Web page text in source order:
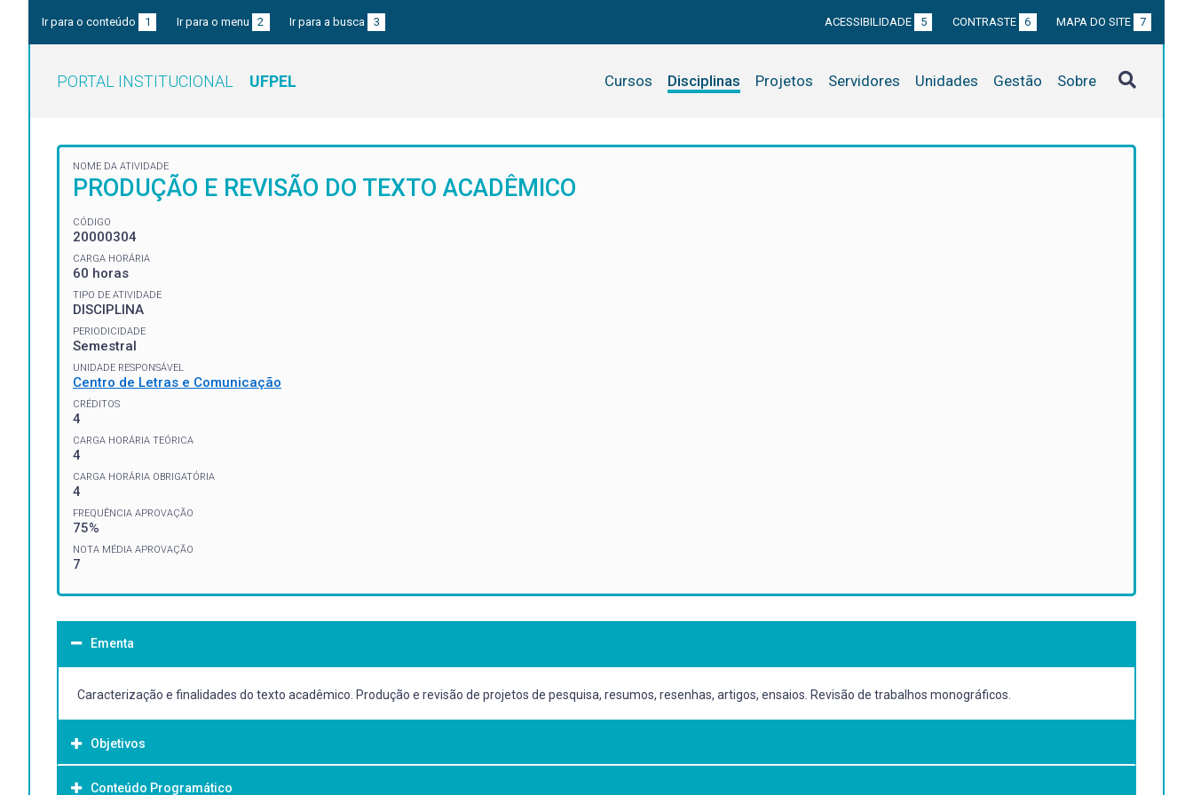
Ir para o conteúdo 1 Ir para o menu 2 Ir para a busca 3 ACESSIBILIDADE 5 CONTRASTE 6 MAPA DO SITE 7
PORTAL INSTITUCIONAL UFPEL Cursos Disciplinas Projetos Servidores Unidades Gestão Sobre
NOME DA ATIVIDADE
PRODUÇÃO E REVISÃO DO TEXTO ACADÊMICO
CÓDIGO
20000304
CARGA HORÁRIA
60 horas
TIPO DE ATIVIDADE
DISCIPLINA
PERIODICIDADE
Semestral
UNIDADE RESPONSÁVEL
Centro de Letras e Comunicação
CRÉDITOS
4
CARGA HORÁRIA TEÓRICA
4
CARGA HORÁRIA OBRIGATÓRIA
4
FREQUÊNCIA APROVAÇÃO
75%
NOTA MÉDIA APROVAÇÃO
7
Ementa
Caracterização e finalidades do texto acadêmico. Produção e revisão de projetos de pesquisa, resumos, resenhas, artigos, ensaios. Revisão de trabalhos monográficos.
Objetivos
Conteúdo Programático